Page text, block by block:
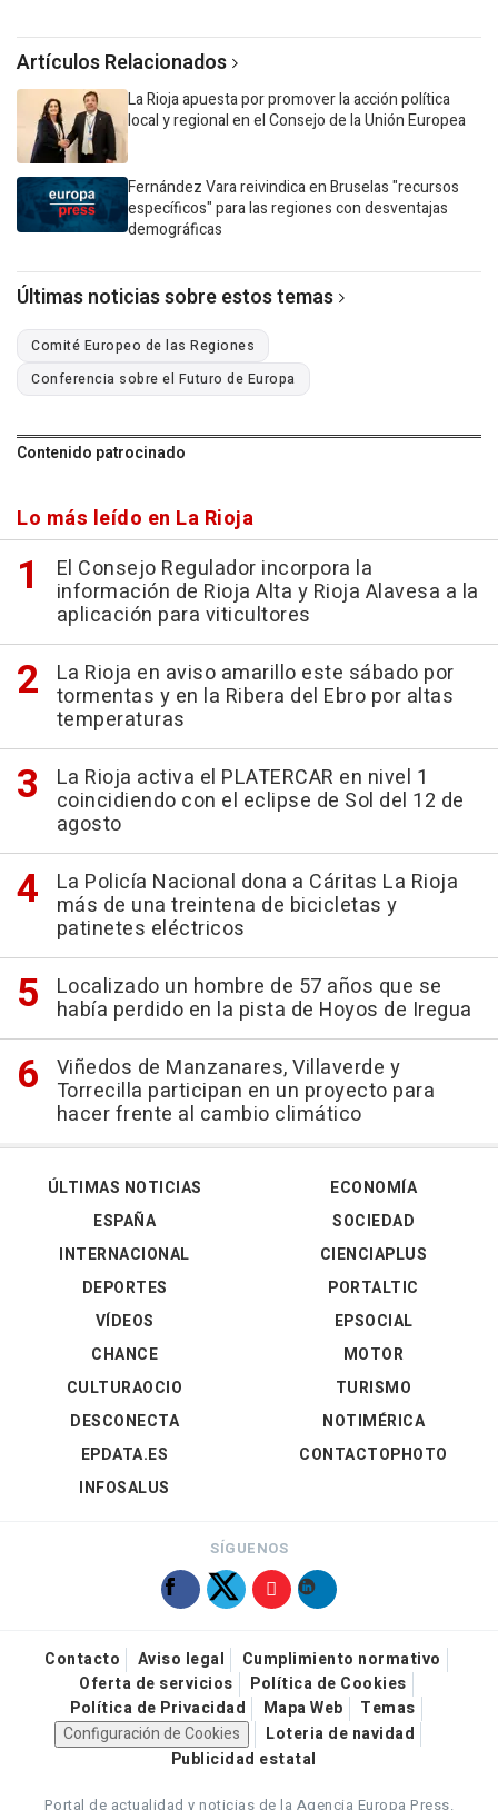
Artículos Relacionados
La Rioja apuesta por promover la acción política
local y regional en el Consejo de la Unión Europea
Fernández Vara reivindica en Bruselas "recursos
específicos" para las regiones con desventajas
demográficas
Últimas noticias sobre estos temas
Comité Europeo de las Regiones
Conferencia sobre el Futuro de Europa
Contenido patrocinado
Lo más leído en La Rioja
El Consejo Regulador incorpora la
información de Rioja Alta y Rioja Alavesa a la
aplicación para viticultores
La Rioja en aviso amarillo este sábado por
tormentas y en la Ribera del Ebro por altas
temperaturas
La Rioja activa el PLATERCAR en nivel 1
coincidiendo con el eclipse de Sol del 12 de
agosto
La Policía Nacional dona a Cáritas La Rioja
más de una treintena de bicicletas y
patinetes eléctricos
Localizado un hombre de 57 años que se
había perdido en la pista de Hoyos de Iregua
Viñedos de Manzanares, Villaverde y
Torrecilla participan en un proyecto para
hacer frente al cambio climático
ÚLTIMAS NOTICIAS
ESPAÑA
INTERNACIONAL
DEPORTES
VÍDEOS
ECONOMÍA
SOCIEDAD
CIENCIAPLUS
PORTALTIC
EPSOCIAL
CHANCE
CULTURAOCIO
DESCONECTA
EPDATA.ES
INFOSALUS
MOTOR
TURISMO
NOTIMÉRICA
CONTACTOPHOTO
SÍGUENOS
Contacto Aviso legal
Cumplimiento normativo
Oferta de servicios
Política de Cookies
Política de Privacidad
Mapa Web
Temas
Configuración de Cookies
Loteria de navidad
Publicidad estatal
Portal de actualidad y noticias de la Agencia Europa Press.